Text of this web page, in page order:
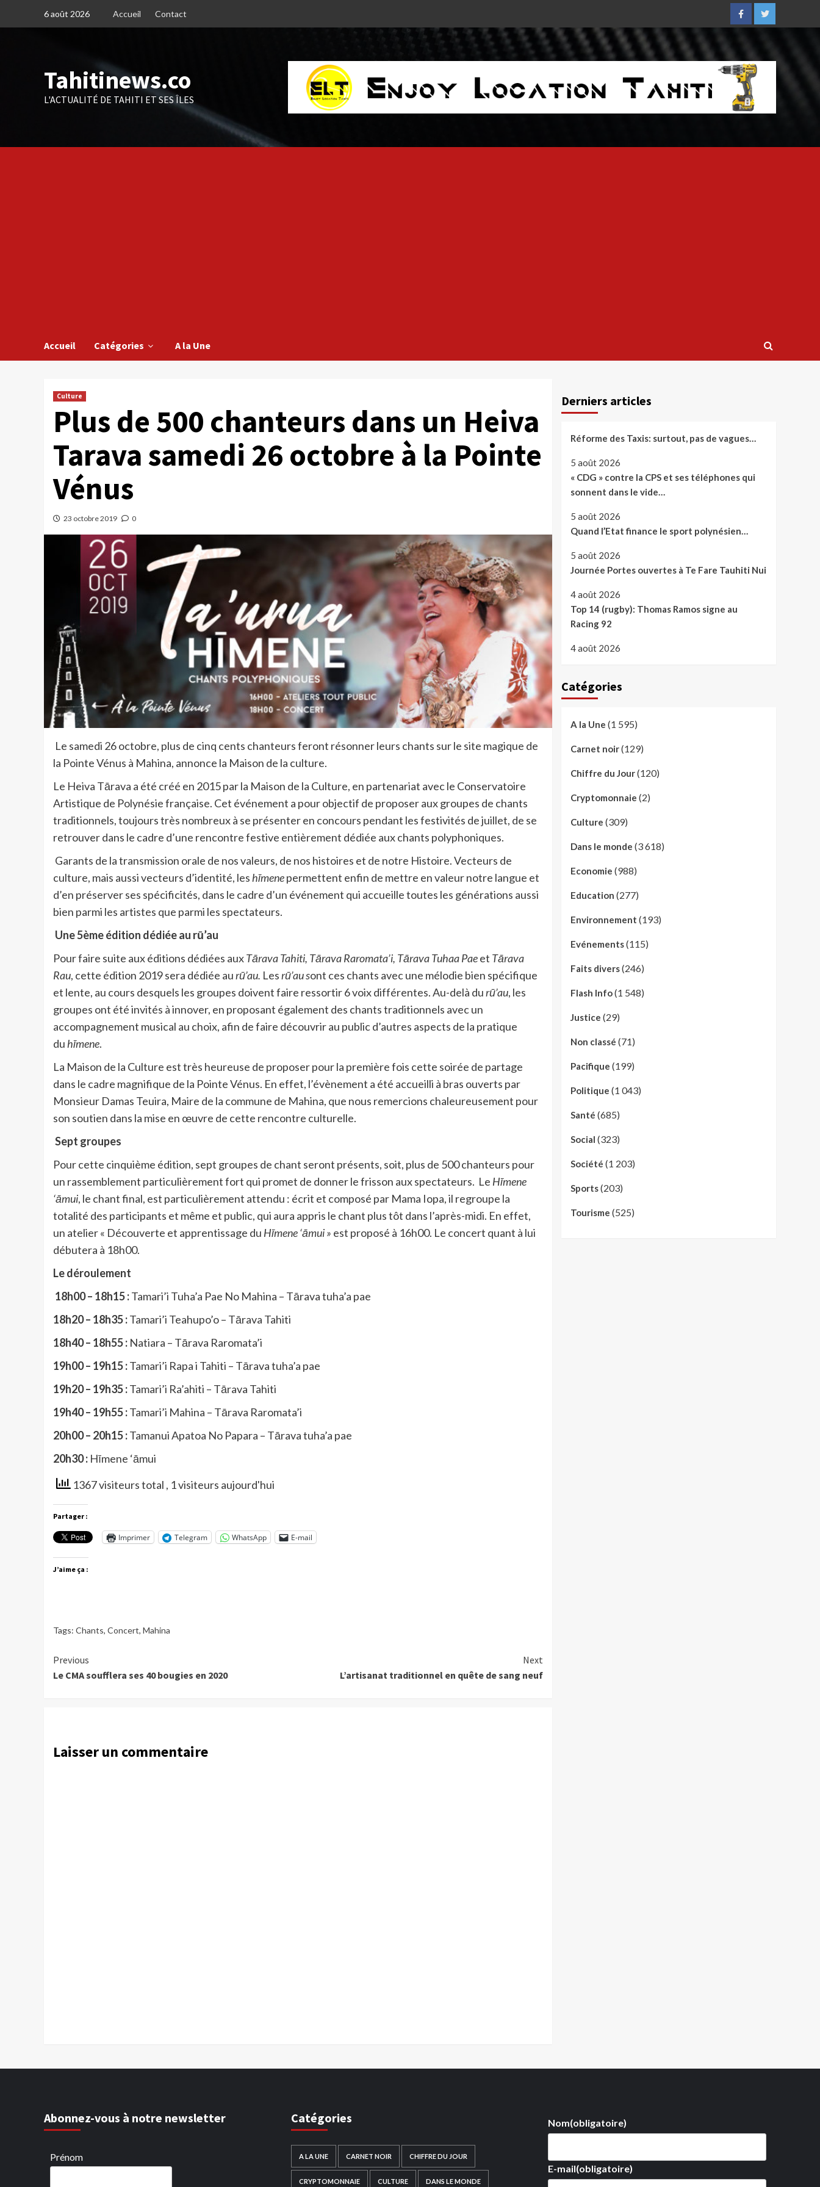
6 août 2026 Accueil Contact
FacebookTwitter
Tahitinews.co
L'ACTUALITÉ DE TAHITI ET SES ÎLES
Accueil Catégories A la Une
Culture
Plus de 500 chanteurs dans un Heiva
Tarava samedi 26 octobre à la Pointe
Vénus
23 octobre 2019 0
Le samedi 26 octobre, plus de cinq cents chanteurs feront résonner leurs chants sur le site magique de
la Pointe Vénus à Mahina, annonce la Maison de la culture.
Le Heiva Tārava a été créé en 2015 par la Maison de la Culture, en partenariat avec le Conservatoire
Artistique de Polynésie française. Cet événement a pour objectif de proposer aux groupes de chants
traditionnels, toujours très nombreux à se présenter en concours pendant les festivités de juillet, de se
retrouver dans le cadre d’une rencontre festive entièrement dédiée aux chants polyphoniques.
Garants de la transmission orale de nos valeurs, de nos histoires et de notre Histoire. Vecteurs de
culture, mais aussi vecteurs d’identité, les hīmenepermettent enfin de mettre en valeur notre langue et
d’en préserver ses spécificités, dans le cadre d’un événement qui accueille toutes les générations aussi
bien parmi les artistes que parmi les spectateurs.
Une 5ème édition dédiée au rū’au
Pour faire suite aux éditions dédiées auxTārava Tahiti, Tārava Raromata’i, Tārava Tuhaa Paeet Tārava
Rau, cette édition 2019 sera dédiée aurū’au. Lesrū’au sont ces chants avec une mélodie bien spécifique
et lente, au cours desquels les groupes doivent faire ressortir 6 voix différentes. Au-delà durū’au, les
groupes ont été invités à innover, en proposant également des chants traditionnels avec un
accompagnement musical au choix, afin de faire découvrir au public d’autres aspects de la pratique
du hīmene.
La Maison de la Culture est très heureuse de proposer pour la première fois cette soirée de partage
dans le cadre magnifique de la Pointe Vénus. En effet, l’évènement a été accueilli à bras ouverts par
Monsieur Damas Teuira, Maire de la commune de Mahina, que nous remercions chaleureusement pour
son soutien dans la mise en œuvre de cette rencontre culturelle.
Sept groupes
Pour cette cinquième édition, sept groupes de chant seront présents, soit, plus de 500 chanteurs pour
un rassemblement particulièrement fort qui promet de donner le frisson aux spectateurs. Le Hīmene
‘āmui, le chant final, est particulièrement attendu : écrit et composé par Mama Iopa, il regroupe la
totalité des participants et même et public, qui aura appris le chant plus tôt dans l’après-midi. En effet,
un atelier « Découverte et apprentissage du Hīmene ‘āmui » est proposé à 16h00. Le concert quant à lui
débutera à 18h00.
Le déroulement
18h00 – 18h15 :Tamari’i Tuha’a Pae No Mahina – Tārava tuha’a pae
18h20 – 18h35 :Tamari’i Teahupo’o – Tārava Tahiti
18h40 – 18h55 : Natiara – Tārava Raromata’i
19h00 – 19h15 :Tamari’i Rapa i Tahiti – Tārava tuha’a pae
19h20 – 19h35 :Tamari’i Ra’ahiti – Tārava Tahiti
19h40 – 19h55 :Tamari’i Mahina – Tārava Raromata’i
20h00 – 20h15 :Tamanui Apatoa No Papara – Tārava tuha’a pae
20h30 : Hīmene ‘āmui
1367 visiteurs total , 1 visiteurs aujourd'hui
Partager :
Imprimer Telegram WhatsApp E-mail
J’aime ça :
Tags: Chants, Concert, Mahina
Continue
Reading
Previous
Le CMA soufflera ses 40 bougies en 2020
Next
L’artisanat traditionnel en quête de sang neuf
Laisser un commentaire
Derniers articles
Réforme des Taxis: surtout, pas de vagues…
5 août 2026
« CDG » contre la CPS et ses téléphones qui
sonnent dans le vide…
5 août 2026
Quand l’Etat finance le sport polynésien…
5 août 2026
Journée Portes ouvertes à Te Fare Tauhiti Nui
4 août 2026
Top 14 (rugby): Thomas Ramos signe au
Racing 92
4 août 2026
Catégories
A la Une (1 595)
Carnet noir(129)
Chiffre du Jour(120)
Cryptomonnaie (2)
Culture (309)
Dans le monde (3 618)
Economie (988)
Education (277)
Environnement (193)
Evénements(115)
Faits divers(246)
Flash Info(1 548)
Justice (29)
Non classé (71)
Pacifique (199)
Politique (1 043)
Santé (685)
Social (323)
Société (1 203)
Sports(203)
Tourisme (525)
Abonnez-vous à notre newsletter
Prénom
Catégories
A LA UNE CARNET NOIR CHIFFRE DU JOUR
CRYPTOMONNAIE CULTURE DANS LE MONDE
Nom(obligatoire)
E-mail(obligatoire)